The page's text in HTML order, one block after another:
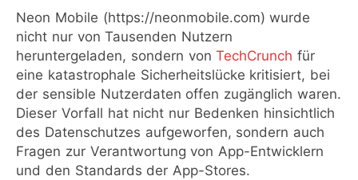
Neon Mobile (https://neonmobile.com) wurde
nicht nur von Tausenden Nutzern
heruntergeladen, sondern vonTechCrunch für
eine katastrophale Sicherheitslücke kritisiert, bei
der sensible Nutzerdaten offen zugänglich waren.
Dieser Vorfall hat nicht nur Bedenken hinsichtlich
des Datenschutzes aufgeworfen, sondern auch
Fragen zur Verantwortung von App-Entwicklern
und den Standards der App-Stores.